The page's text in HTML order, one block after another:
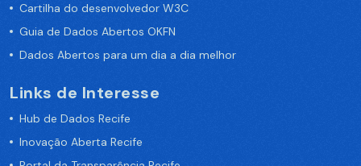
Cartilha do desenvolvedor W3C
Guia de Dados Abertos OKFN
Dados Abertos para um dia a dia melhor
Links de Interesse
Hub de Dados Recife
Inovação Aberta Recife